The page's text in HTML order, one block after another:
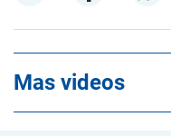
Mas videos